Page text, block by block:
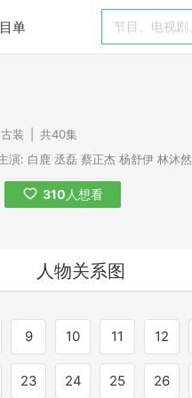
单
古装
共40集
演: 白鹿 丞磊 蔡正杰 杨舒伊 林沐然
310 人想看
人物关系图
9 10 11 12
23 24 25 26